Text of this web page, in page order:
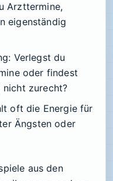
Arzttermine,
eigenständig
Verlegst du
oder findest
zurecht?
oft die Energie für
Ängsten oder
aus den